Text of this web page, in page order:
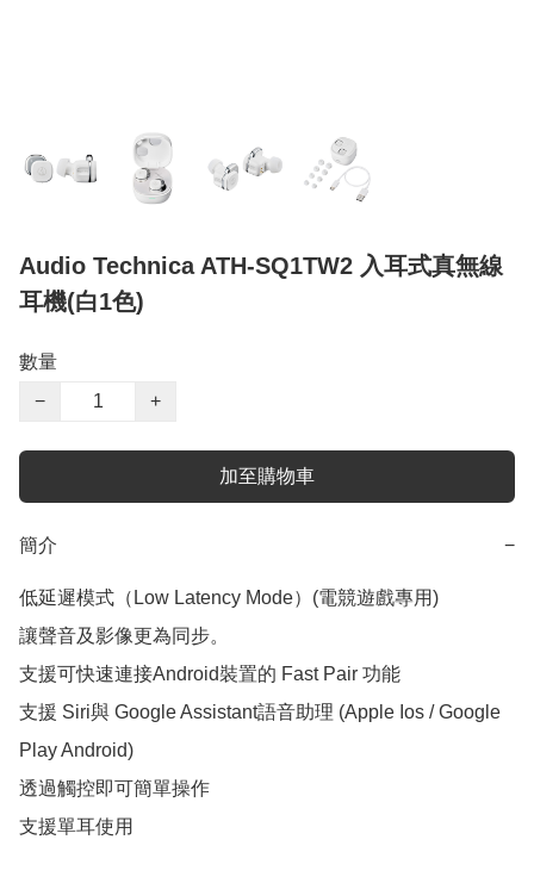
Audio Technica ATH-SQ1TW2 入耳式真無線
耳機(白1色)
數量
−
+
加至購物車
簡介 −
低延遲模式（Low Latency Mode）(電競遊戲專用)
讓聲音及影像更為同步。
支援可快速連接Android裝置的 Fast Pair 功能
支援 Siri與 Google Assistant語音助理 (Apple Ios / Google
Play Android)
透過觸控即可簡單操作
支援單耳使用